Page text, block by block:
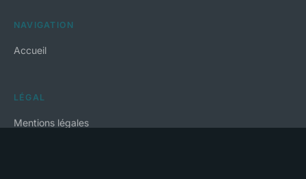
NAVIGATION
Accueil
LÉGAL
Mentions légales